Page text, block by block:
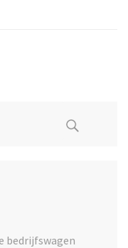
bedrijfswagen